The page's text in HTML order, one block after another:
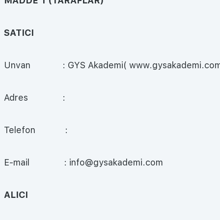
SATICI
Unvan : GYS Akademi(
Adres :
Telefon :
E-mail : info@gysakademi.com
ALICI